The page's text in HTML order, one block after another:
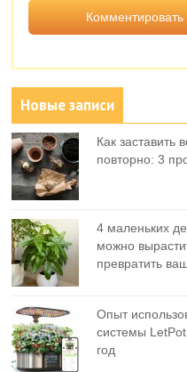
Новые записи
Как заставить
повторно: 3
4 маленьких
можно
превратить
Опыт
системы
год